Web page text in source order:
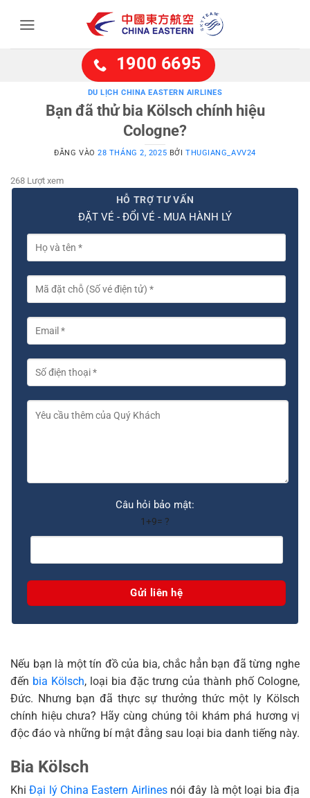
1900 6695
DU LỊCH CHINA EASTERN AIRLINES
Bạn đã thử bia Kölsch chính hiệu
Cologne?
ĐĂNG VÀO28 THÁNG 2, 2025 BỞI THUGIANG_AVV24
268 Lượt xem
HỖ TRỢ TƯ VẤN
ĐẶT VÉ - ĐỔI VÉ - MUA HÀNH LÝ
Câu hỏi bảo mật:
1+9= ?
Nếu bạn là một tín đồ của bia, chắc hẳn bạn đã từng nghe
đến bia Kölsch, loại bia đặc trưng của thành phố Cologne,
Đức. Nhưng bạn đã thực sự thưởng thức một ly Kölsch
chính hiệu chưa? Hãy cùng chúng tôi khám phá hương vị
độc đáo và những bí mật đằng sau loại bia danh tiếng này.
Bia Kölsch
KhiĐại lý China Eastern Airlinesnói đây là một loại bia địa